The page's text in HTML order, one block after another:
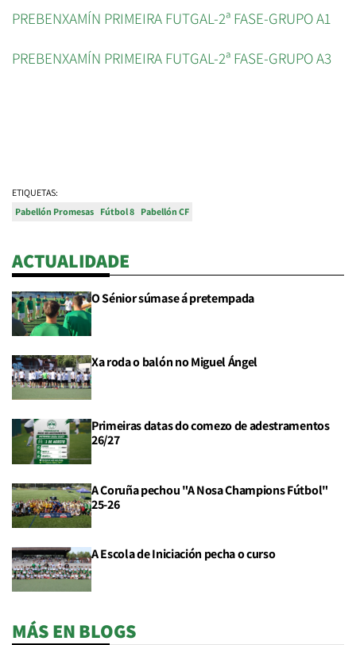
PREBENXAMÍN PRIMEIRA FUTGAL-2ª FASE-GRUPO A1
PREBENXAMÍN PRIMEIRA FUTGAL-2ª FASE-GRUPO A3
ETIQUETAS:
Pabellón Promesas Fútbol 8 Pabellón CF
ACTUALIDADE
O Sénior súmase á pretempada
Xa roda o balón no Miguel Ángel
Primeiras datas do comezo de adestramentos
26/27
A Coruña pechou "A Nosa Champions Fútbol"
25-26
A Escola de Iniciación pecha o curso
MÁS EN BLOGS